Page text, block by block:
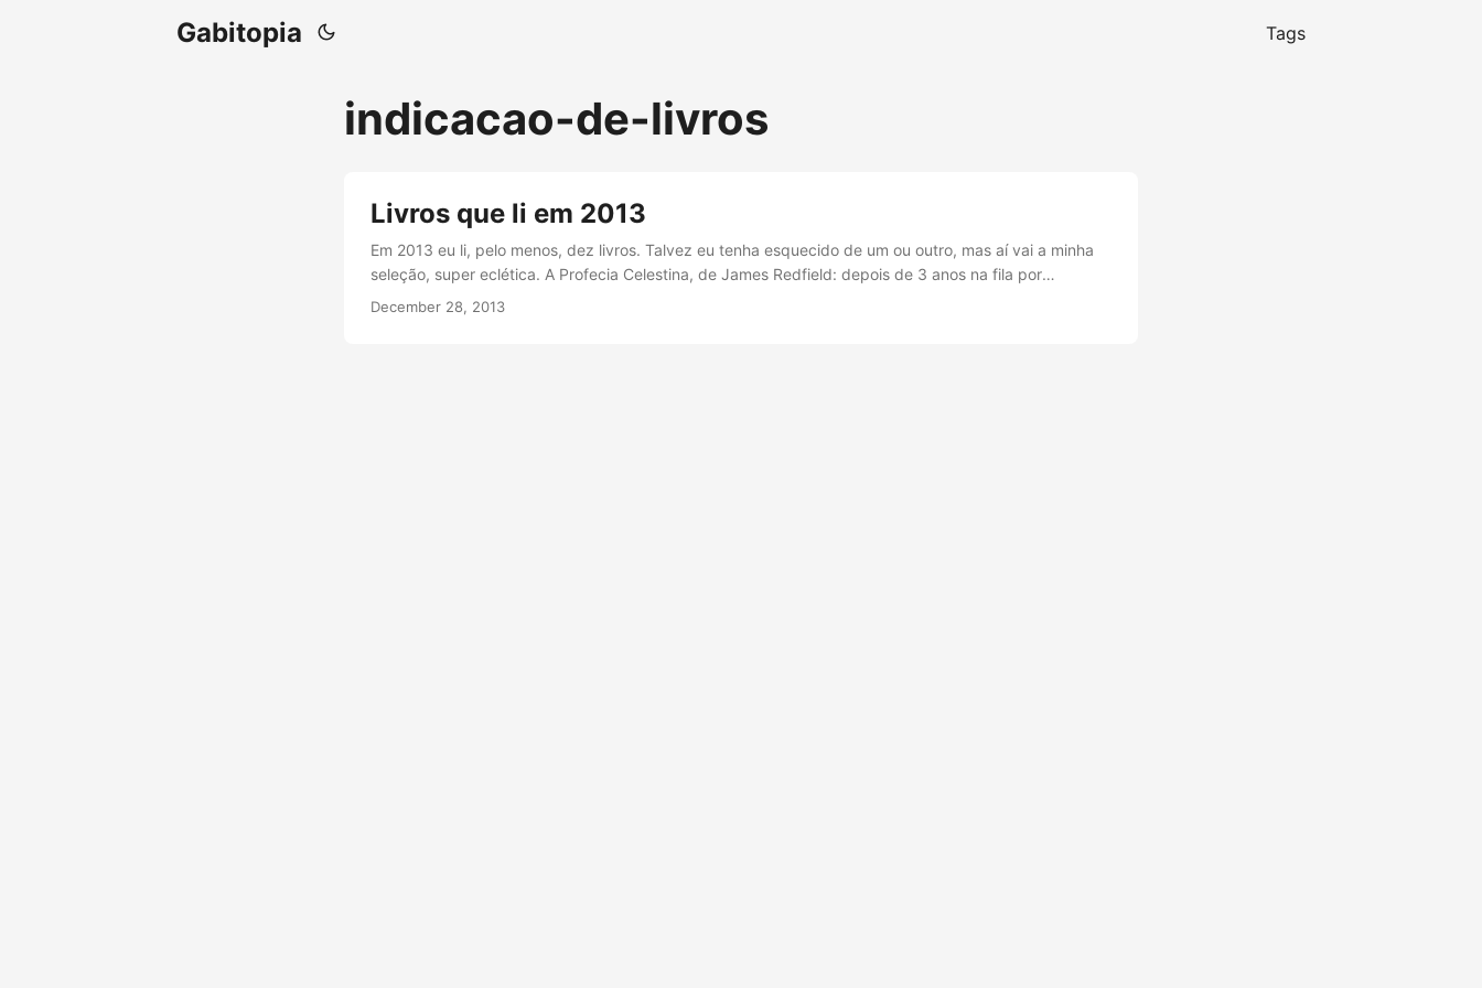
Gabitopia Tags
indicacao-de-livros
Livros que li em 2013
Em 2013 eu li, pelo menos, dez livros. Talvez eu tenha esquecido de um ou outro, mas aí vai a minha
seleção, super eclética. A Profecia Celestina, de James Redfield: depois de 3 anos na fila por
indicação de um conhecido e começando 3 ou 4 vezes, em espanhol e em PDF, finalmente comecei e
December 28, 2013